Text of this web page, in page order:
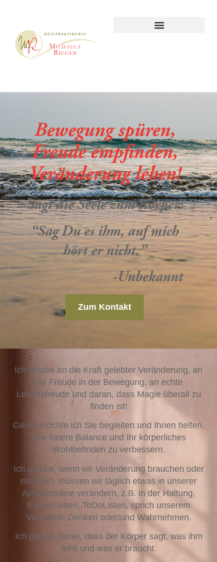
Bewegung spüren,
Freude empfinden,
Veränderung leben!
Sagt die Seele zum Körper:
“Sag Du es ihm, auf mich
hört er nicht.”
-Unbekannt
Zum Kontakt
Ich glaube an die Kraft gelebter Veränderung, an
die Freude in der Bewegung, an echte
Lebensfreude und daran, dass Magie überall zu
finden ist!
Gerne möchte ich Sie begleiten und Ihnen helfen,
Ihre innere Balance und Ihr körperliches
Wohlbefinden zu verbessern.
Ich glaube, wenn wir Veränderung brauchen oder
möchten, müssen wir täglich etwas in unserer
Alltagsroutine verändern, z.B. in der Haltung,
Essverhalten, ToDoListen, sprich unserem
Verhalten, Denken oder/und Wahrnehmen.
Ich glaube daran, dass der Körper sagt, was ihm
fehlt und was er braucht.